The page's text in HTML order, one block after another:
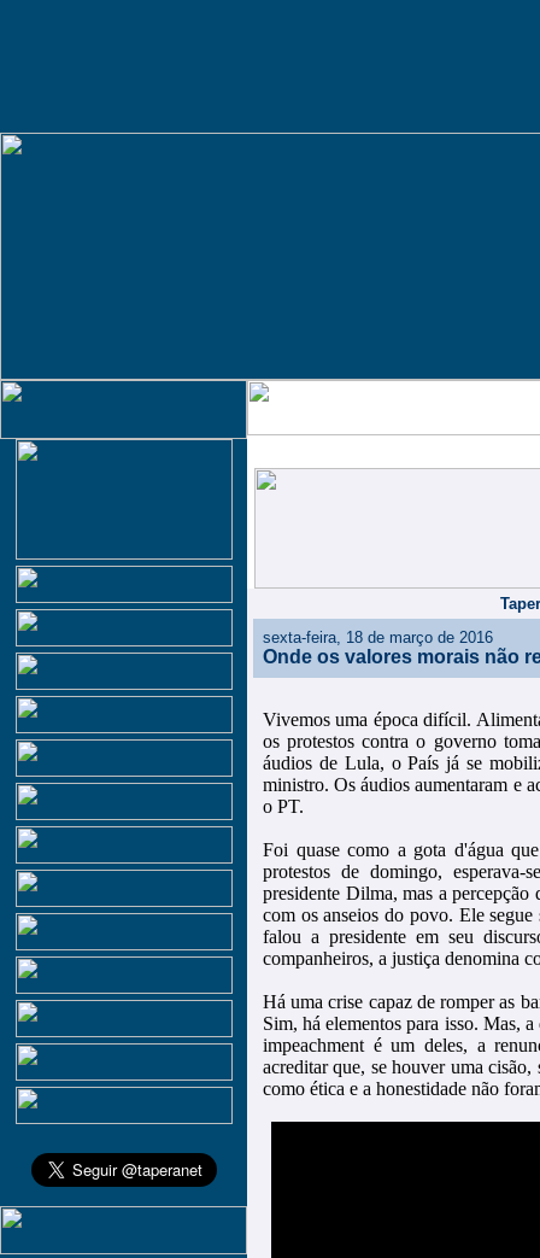
sexta-feira, 18 de março de 2016
Onde os valores morais não
Vivemos uma época difícil.
os protestos contra o governo
áudios de Lula, o País já se
ministro. Os áudios aumentaram e
o PT.
Foi quase como a gota d'água
protestos de domingo,
presidente Dilma, mas a
com os anseios do povo. Ele
falou a presidente em seu
companheiros, a justiça denomina
Há uma crise capaz de romper as
Sim, há elementos para isso. Mas,
impeachment é um deles, a
acreditar que, se houver uma
como ética e a honestidade não